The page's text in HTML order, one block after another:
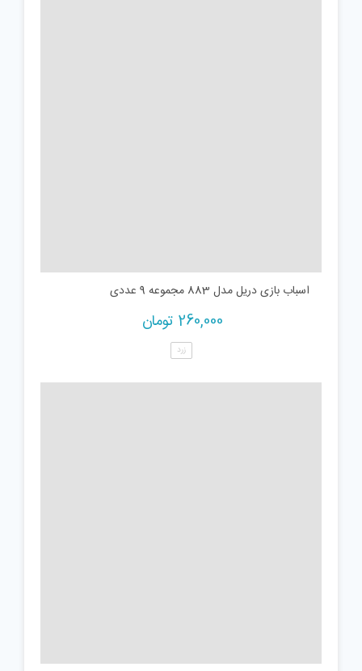
اسباب بازی دریل مدل 883 مجموعه 9 عددی
260,000 تومان
زرد